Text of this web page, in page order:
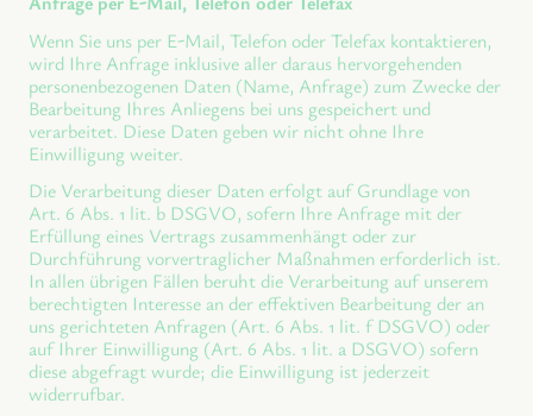
Wenn Sie uns per E-Mail, Telefon oder Telefax kontaktieren,
wird Ihre Anfrage inklusive aller daraus hervorgehenden
personenbezogenen Daten (Name, Anfrage) zum Zwecke der
Bearbeitung Ihres Anliegens bei uns gespeichert und
verarbeitet. Diese Daten geben wir nicht ohne Ihre
Einwilligung weiter.
Die Verarbeitung dieser Daten erfolgt auf Grundlage von
Art. 6 Abs. 1 lit. b DSGVO, sofern Ihre Anfrage mit der
Erfüllung eines Vertrags zusammenhängt oder zur
Durchführung vorvertraglicher Maßnahmen erforderlich ist.
In allen übrigen Fällen beruht die Verarbeitung auf unserem
berechtigten Interesse an der effektiven Bearbeitung der an
uns gerichteten Anfragen (Art. 6 Abs. 1 lit. f DSGVO) oder
auf Ihrer Einwilligung (Art. 6 Abs. 1 lit. a DSGVO) sofern
diese abgefragt wurde; die Einwilligung ist jederzeit
widerrufbar.